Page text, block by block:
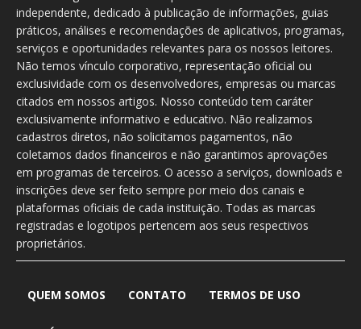
independente, dedicado à publicação de informações, guias
práticos, análises e recomendações de aplicativos, programas,
serviços e oportunidades relevantes para os nossos leitores.
Não temos vínculo corporativo, representação oficial ou
exclusividade com os desenvolvedores, empresas ou marcas
citados em nossos artigos. Nosso conteúdo tem caráter
exclusivamente informativo e educativo. Não realizamos
cadastros diretos, não solicitamos pagamentos, não
coletamos dados financeiros e não garantimos aprovações
em programas de terceiros. O acesso a serviços, downloads e
inscrições deve ser feito sempre por meio dos canais e
plataformas oficiais de cada instituição. Todas as marcas
registradas e logotipos pertencem aos seus respectivos
proprietários.
QUEM SOMOS CONTATO TERMOS DE USO